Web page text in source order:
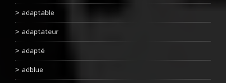
adaptable
adaptateur
adapté
adblue